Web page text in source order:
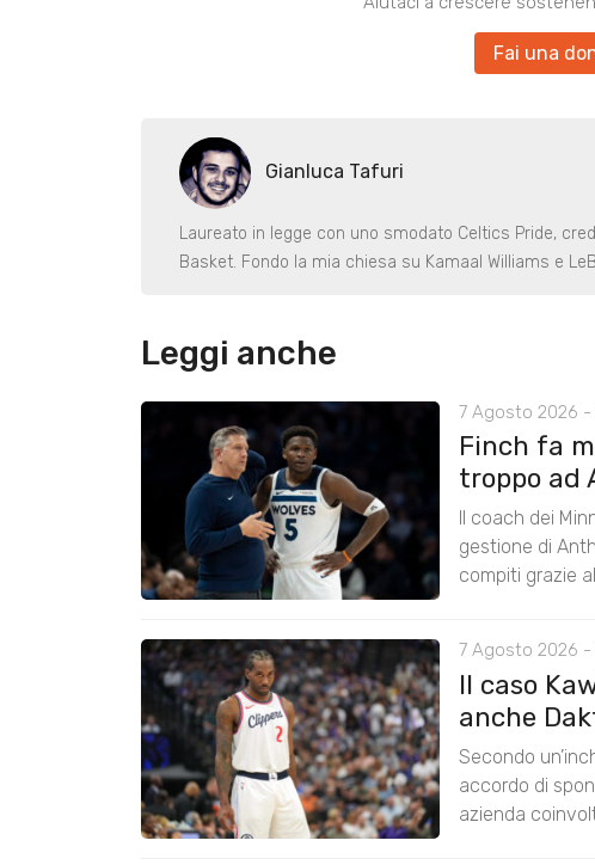
Fai una
Gianluca Tafuri
Laureato in legge con uno smodato Celtics Pride,
Basket. Fondo la mia chiesa su Kamaal Williams e
Leggi anche
7 Agosto 2026 -
Finch fa
troppo ad
Il coach dei
gestione di
compiti grazie
7 Agosto 2026 -
Il caso
anche
Secondo
accordo di
azienda